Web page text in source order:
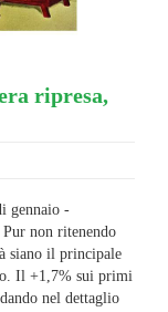
ripresa,
gennaio -
non ritenendo
siano il principale
Il +1,7% sui primi
nel dettaglio